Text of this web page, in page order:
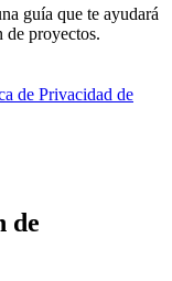
guía que te ayudará
de proyectos.
de Privacidad de
de